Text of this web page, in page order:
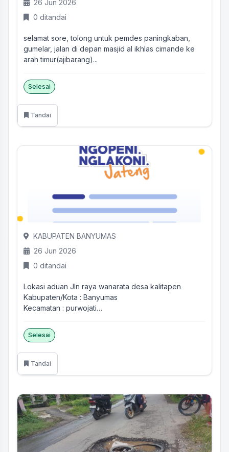
26 Jun 2026
0 ditandai
selamat sore, tolong untuk pemdes paningkaban,
gumelar, jalan di depan masjid al ikhlas cimande ke
arah timur(ajibarang)...
Selesai
Tandai
KABUPATEN BANYUMAS
26 Jun 2026
0 ditandai
Lokasi aduan Jln raya wanarata desa kalitapen
Kabupaten/Kota : Banyumas
Kecamatan : purwojati
Selesai
Tandai